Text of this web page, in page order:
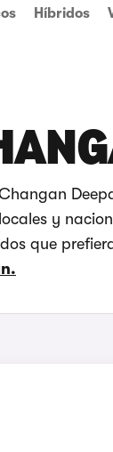
Híbridos
y
que